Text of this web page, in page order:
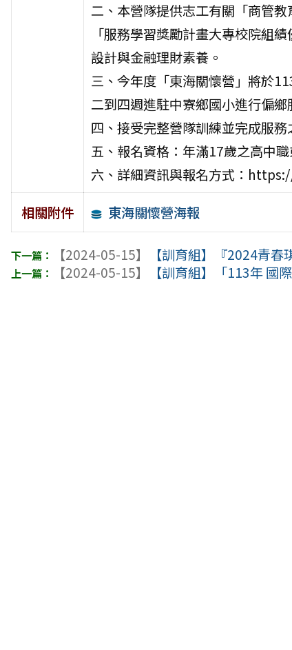
二、本營隊提供志工有關「商管
「服務學習獎勵計畫大專校院組
設計與金融理財素養。
三、今年度「東海關懷營」將於
二到四週進駐中寮鄉國小進行偏鄉
四、接受完整營隊訓練並完成服
五、報名資格：年滿17歲之高中
六、詳細資訊與報名方式：
相關附件
東海關懷營海報
【2024-05-15】
【訓育組】『2024青春
【2024-05-15】
【訓育組】「113年 國